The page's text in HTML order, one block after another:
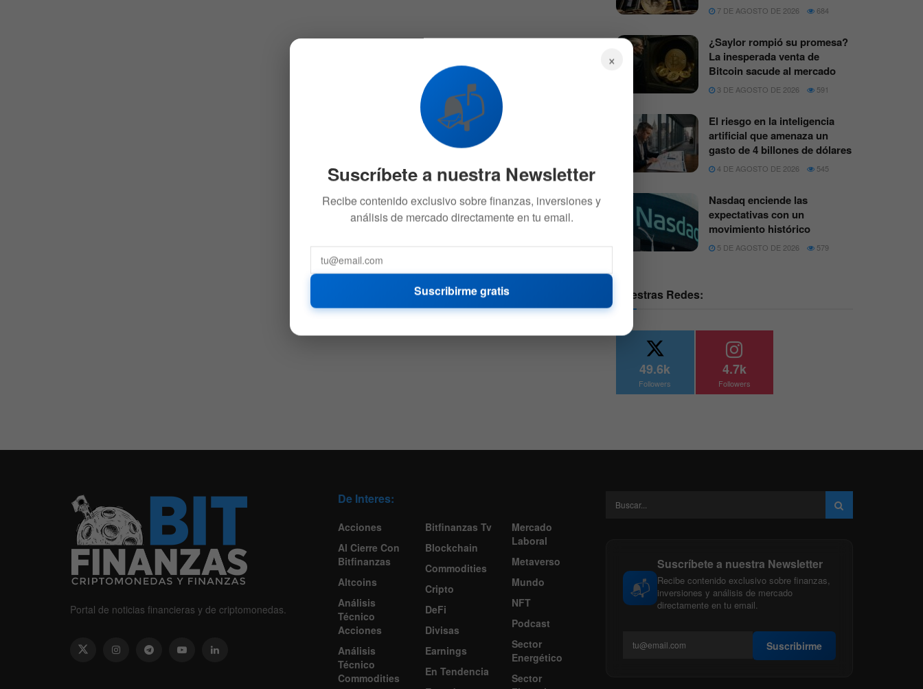
7 DE AGOSTO DE 2026 684
¿Saylor rompió su promesa?
La inesperada venta de
Bitcoin sacude al mercado
3 DE AGOSTO DE 2026 591
El riesgo en la inteligencia
artificial que amenaza un
gasto de 4 billones de dólares
4 DE AGOSTO DE 2026 545
Nasdaq enciende las
expectativas con un
movimiento histórico
5 DE AGOSTO DE 2026 579
Nuestras Redes:
49.6k
Followers
4.7k
Followers
Portal de noticias financieras y de criptomonedas.
De Interes:
Acciones
Al Cierre Con
Bitfinanzas
Altcoins
Análisis
Técnico
Acciones
Análisis
Técnico
Commodities
Bitfinanzas Tv
Blockchain
Commodities
Cripto
DeFi
Divisas
Earnings
En Tendencia
Mercado
Laboral
Metaverso
Mundo
NFT
Podcast
Sector
Energético
Sector
📬
Suscríbete a nuestra Newsletter
Recibe contenido exclusivo sobre finanzas,
inversiones y análisis de mercado
directamente en tu email.
Suscribirme
×
📬
Suscríbete a nuestra Newsletter
Recibe contenido exclusivo sobre finanzas, inversiones y
análisis de mercado directamente en tu email.
Suscribirme gratis